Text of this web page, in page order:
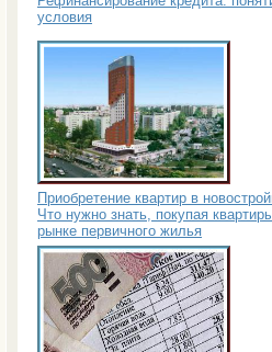
условия
Приобретение квартир в
Что нужно знать, покупая
рынке первичного жилья